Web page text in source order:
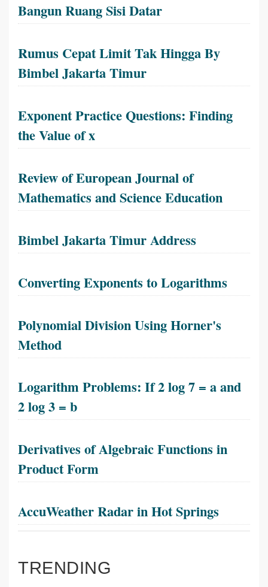
Bangun Ruang Sisi Datar
Rumus Cepat Limit Tak Hingga By
Bimbel Jakarta Timur
Exponent Practice Questions: Finding
the Value of x
Review of European Journal of
Mathematics and Science Education
Bimbel Jakarta Timur Address
Converting Exponents to Logarithms
Polynomial Division Using Horner's
Method
Logarithm Problems: If 2 log 7 = a and
2 log 3 = b
Derivatives of Algebraic Functions in
Product Form
AccuWeather Radar in Hot Springs
TRENDING